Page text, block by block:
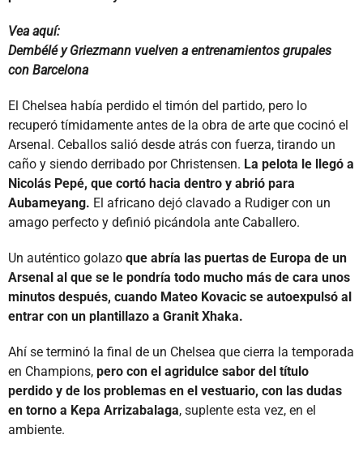
Vea aquí:
Dembélé y Griezmann vuelven a entrenamientos grupales
con Barcelona
El Chelsea había perdido el timón del partido, pero lo
recuperó tímidamente antes de la obra de arte que cocinó el
Arsenal. Ceballos salió desde atrás con fuerza, tirando un
caño y siendo derribado por Christensen. La pelota le llegó a
Nicolás Pepé, que cortó hacia dentro y abrió para
Aubameyang. El africano dejó clavado a Rudiger con un
amago perfecto y definió picándola ante Caballero.
Un auténtico golazo que abría las puertas de Europa de un
Arsenal al que se le pondría todo mucho más de cara unos
minutos después, cuando Mateo Kovacic se autoexpulsó al
entrar con un plantillazo a Granit Xhaka.
Ahí se terminó la final de un Chelsea que cierra la temporada
en Champions, pero con el agridulce sabor del título
perdido y de los problemas en el vestuario, con las dudas
en torno a Kepa Arrizabalaga, suplente esta vez, en el
ambiente.